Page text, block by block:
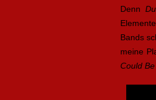
Denn
Bands
meine
Could